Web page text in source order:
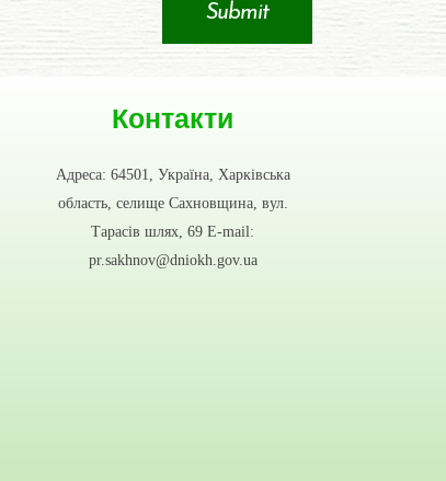
Контакти
Адреса: 64501, Україна, Харківська
область, селище Сахновщина, вул.
Тарасів шлях, 69 E-mail:
pr.sakhnov@dniokh.gov.ua